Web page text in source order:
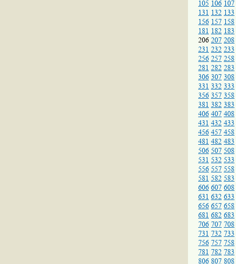
105 106 107
131 132 133
156 157 158
181 182 183
206 207 208
231 232 233
256 257 258
281 282 283
306 307 308
331 332 333
356 357 358
381 382 383
406 407 408
431 432 433
456 457 458
481 482 483
506 507 508
531 532 533
556 557 558
581 582 583
606 607 608
631 632 633
656 657 658
681 682 683
706 707 708
731 732 733
756 757 758
781 782 783
806 807 808